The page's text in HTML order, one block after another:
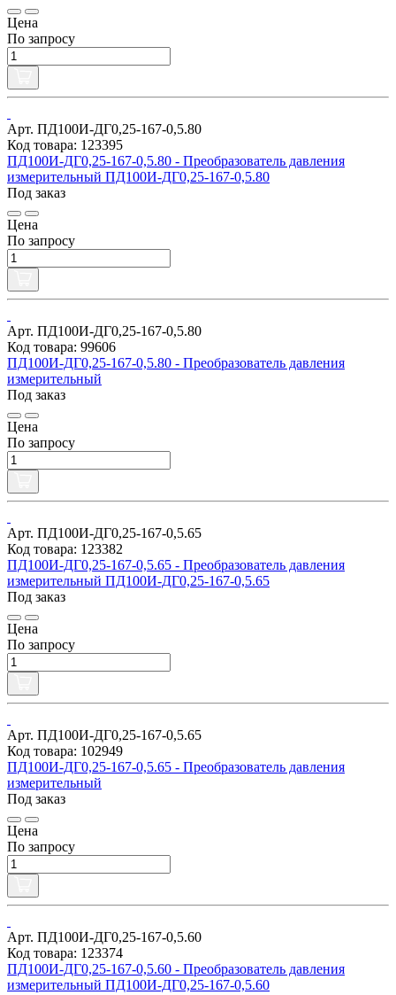
Цена
По запросу
Арт. ПД100И-ДГ0,25-167-0,5.80
Код товара: 123395
ПД100И-ДГ0,25-167-0,5.80 - Преобразователь давления
измерительный ПД100И-ДГ0,25-167-0,5.80
Под заказ
Цена
По запросу
Арт. ПД100И-ДГ0,25-167-0,5.80
Код товара: 99606
ПД100И-ДГ0,25-167-0,5.80 - Преобразователь давления
измерительный
Под заказ
Цена
По запросу
Арт. ПД100И-ДГ0,25-167-0,5.65
Код товара: 123382
ПД100И-ДГ0,25-167-0,5.65 - Преобразователь давления
измерительный ПД100И-ДГ0,25-167-0,5.65
Под заказ
Цена
По запросу
Арт. ПД100И-ДГ0,25-167-0,5.65
Код товара: 102949
ПД100И-ДГ0,25-167-0,5.65 - Преобразователь давления
измерительный
Под заказ
Цена
По запросу
Арт. ПД100И-ДГ0,25-167-0,5.60
Код товара: 123374
ПД100И-ДГ0,25-167-0,5.60 - Преобразователь давления
измерительный ПД100И-ДГ0,25-167-0,5.60